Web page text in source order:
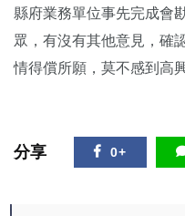
縣府業務單位事先完成會
眾，有沒有其他意見，確
情得償所願，莫不感到高興
分享 0+